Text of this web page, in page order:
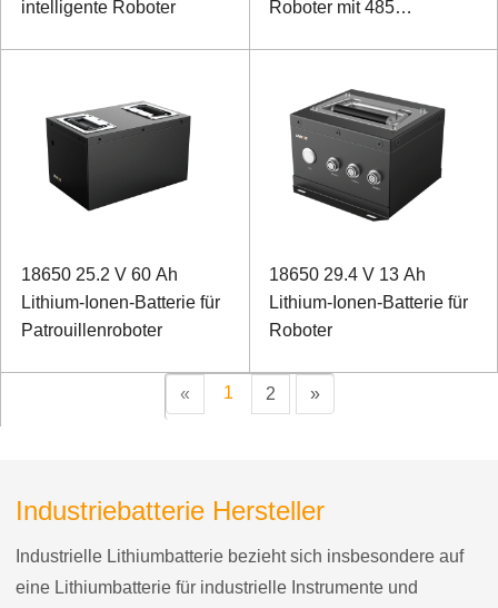
intelligente Roboter
Roboter mit 485
18650 25.2 V 60 Ah
Lithium-Ionen-Batterie für
Patrouillenroboter
18650 29.4 V 13 Ah
Lithium-Ionen-Batterie für
Roboter
« 1 2 »
Industriebatterie Hersteller
Industrielle Lithiumbatterie bezieht sich insbesondere auf
eine Lithiumbatterie für industrielle Instrumente und